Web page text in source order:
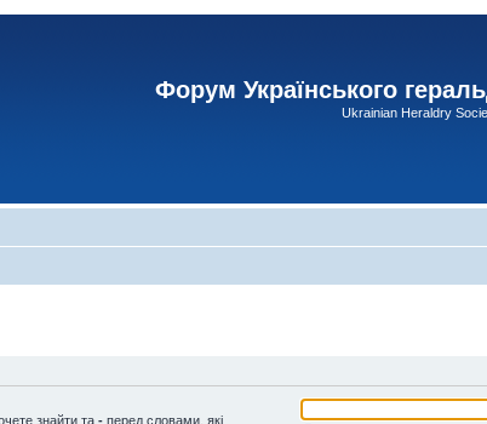
Форум Українського
Ukrainian Heraldry
знайти та - перед словами, які